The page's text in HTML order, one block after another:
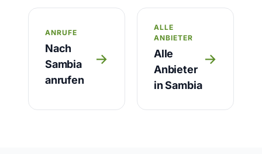
ANRUFE
Nach
Sambia
anrufen
→
ALLE
ANBIETER
Alle
Anbieter
in Sambia
→